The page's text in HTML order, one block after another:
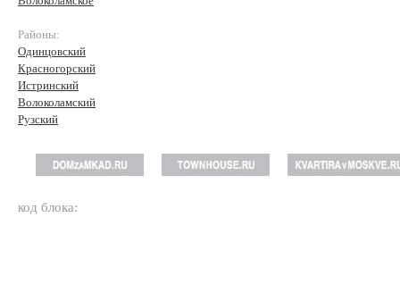
Районы:
Одинцовский
Красногорский
Истринский
Волоколамский
Рузский
код блока: